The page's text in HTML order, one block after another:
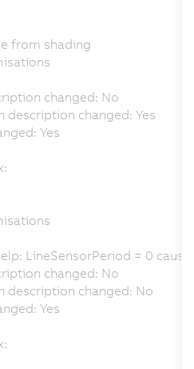
from shading
changed: No
description changed: Yes
Yes
LineSensorPeriod = 0
changed: No
description changed: No
Yes